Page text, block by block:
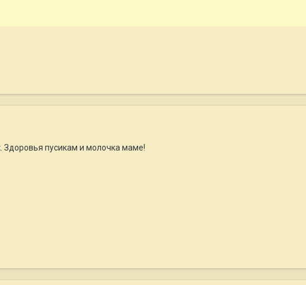
Здоровья пусикам и молочка маме!